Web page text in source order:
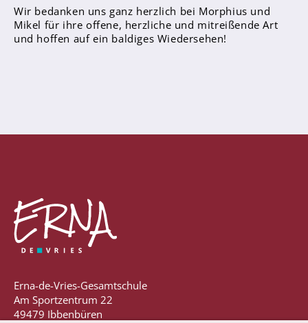
Berufsorientierung
Anprechpartner
Laufbahn und Abschlüsse
Einführungsphase
Qualifikationsphase
Wir bedanken uns ganz herzlich bei Morphius und
Mikel für ihre offene, herzliche und mitreißende Art
und hoffen auf ein baldiges Wiedersehen!
Erna-de-Vries-Gesamtschule
Am Sportzentrum 22
49479 Ibbenbüren